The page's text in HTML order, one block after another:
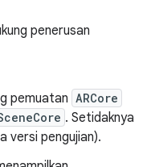
penerusan
pemuatan ARCore
. Setidaknya
versi pengujian).